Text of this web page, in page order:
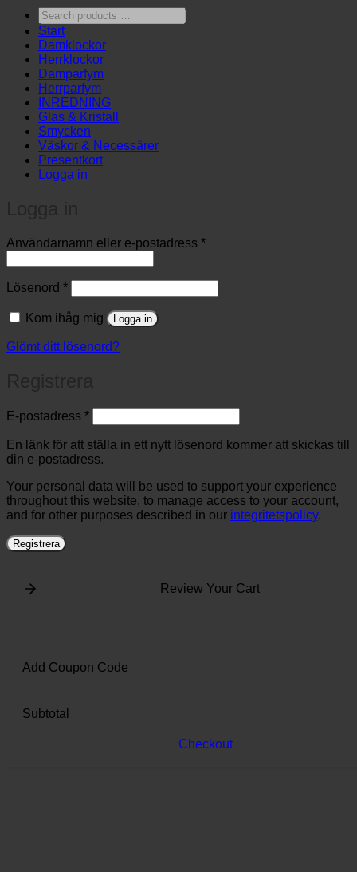
Search
products
…
Start
Damklockor
Herrklockor
Damparfym
Herrparfym
INREDNING
Glas & Kristall
Smycken
Väskor & Necessärer
Presentkort
Logga in
Användarnamn eller e-postadress *Obligatoriskt
Lösenord *Obligatoriskt
Kom ihåg mig Logga in
Glömt ditt lösenord?
E-postadress *Obligatoriskt
En länk för att ställa in ett nytt lösenord kommer att skickas till
din e-postadress.
Your personal data will be used to support your experience
throughout this website, to manage access to your account,
and for other purposes described in our integritetspolicy.
Registrera
Review Your Cart
Add Coupon Code
Subtotal
Checkout